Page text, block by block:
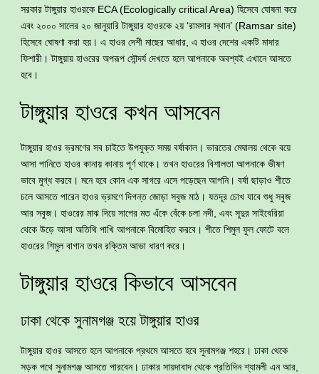
সরকার টাঙ্গুয়ার হাওরকে ECA (Ecologically critical Area) হিসেবে ঘোষনা করে
এবং ২০০০ সালের ২০ জানুয়ারি টাঙ্গুয়ার হাওরকে ২য় ‘রামসার স্থান’ (Ramsar site)
হিসেবে ঘোষণা করা হয়। এ হাওর দেশী মাছের আধার, এ হাওর দেশের একটি মাদার
ফিশারী। টাঙ্গুয়ায় হাওরের অপরূপ সৌন্দর্য দেখতে হলে আপনাকে অবশ্যই এখানে আসতে
হবে।
টাঙ্গুয়ার হাওরে কখন আসবেন
টাঙ্গুয়ার হাওর ভ্রমণের সব চাইতে উপযুক্ত সময় বর্ষাকাল। ভারতের মেঘালয় থেকে বয়ে
আসা পানিতে হাওর কানায় কানায় পূর্ণ থাকে। তখন হাওরের বিশালতা আপনাকে ভীষণ
ভাবে মুগ্ধ করবে। মনে হবে কোন এক সাগরে এসে পড়েছেন আপনি। বর্ষা ছাড়াও শীতে
চলে আসতে পারেন হাওর ভ্রমণে দিগন্ত জোড়া সবুজ মাঠ। যতদূর চোখ যাবে শুধু সবুজ
আর সবুজ। হাওরের মাঝ দিয়ে সাপের মত এঁকে বেঁকে চলা নদী, এবং সূদুর সাইবেরিয়া
থেকে উড়ে আসা অতিথি পাখি আপনাকে বিমোহিত করবে। শীতে শিমুল ফুল ফোটে বলে
হাওরের শিমুল বাগান তখন রক্তিম আভা ধারণ করে।
টাঙ্গুয়ার হাওরে কিভাবে আসবেন
ঢাকা থেকে সুনামগঞ্জ হয়ে টাঙ্গুয়ার হাওর
টাঙ্গুয়ার হাওর আসতে হলে আপনাকে প্রথমে আসতে হবে সুনামগঞ্জ শহরে। ঢাকা থেকে
সড়ক পথে সুনামগঞ্জ আসতে পারবেন। ঢাকার সায়দাবাদ থেকে প্রতিদিন শ্যামলী এন আর,